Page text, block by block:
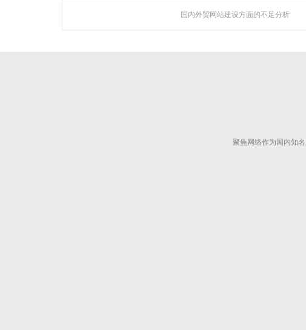
国内外贸网站建设方面的不足分析
公司成立于2005年，总部设立于广州市CBD，在佛山、深圳
聚焦网络作为国内知